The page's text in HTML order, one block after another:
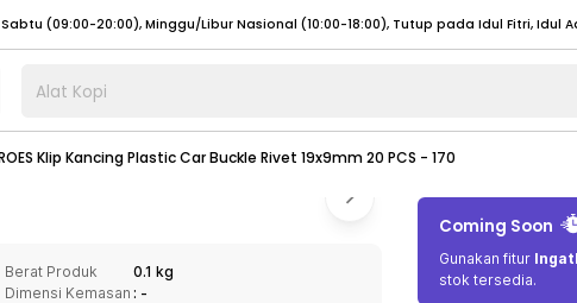
- Jumat (07:00 - 20:00), Sabtu - Minggu (08:00 - 20:00), Tutup pada Idul Fitri
(08:00 - 20:00), Sabtu - Minggu/ Libur Nasional (08:00 - 17:00) Selengkapnya
(08:00 - 20:00), Sabtu - Minggu/ Libur Nasional (08:00 - 17:00) Selengkapnya
Sabtu (09:00-20:00), Minggu/Libur Nasional (12:00-20:00), Tutup pada Idul Fitri
Sabtu (09:00-20:00), Minggu/Libur Nasional (12:00-20:00), Tutup pada Idul Fitri
Alat Kopi
Klip Kancing Plastic Car Buckle Rivet 19x9mm 20 PCS - 170
Berat Produk
0.1 kg
Dimensi Kemasan : -
Coming Soon
Gunakan fitur
stok tersedia.